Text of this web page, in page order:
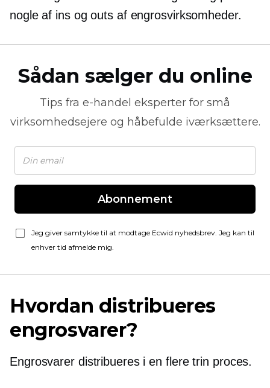
nogle af ins og outs af engrosvirksomheder.
Sådan sælger du online
Tips fra e-handel eksperter for små
virksomhedsejere og håbefulde iværksættere.
Abonnement
Jeg giver samtykke til at modtage Ecwid nyhedsbrev. Jeg kan til
enhver tid afmelde mig.
Hvordan distribueres
engrosvarer?
Engrosvarer distribueres i en flere trin proces.